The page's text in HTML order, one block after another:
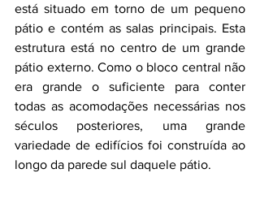
está situado em torno de um pequeno
pátio e contém as salas principais. Esta
estrutura está no centro de um grande
pátio externo. Como o bloco central não
era grande o suficiente para conter
todas as acomodações necessárias nos
séculos posteriores, uma grande
variedade de edifícios foi construída ao
longo da parede sul daquele pátio.